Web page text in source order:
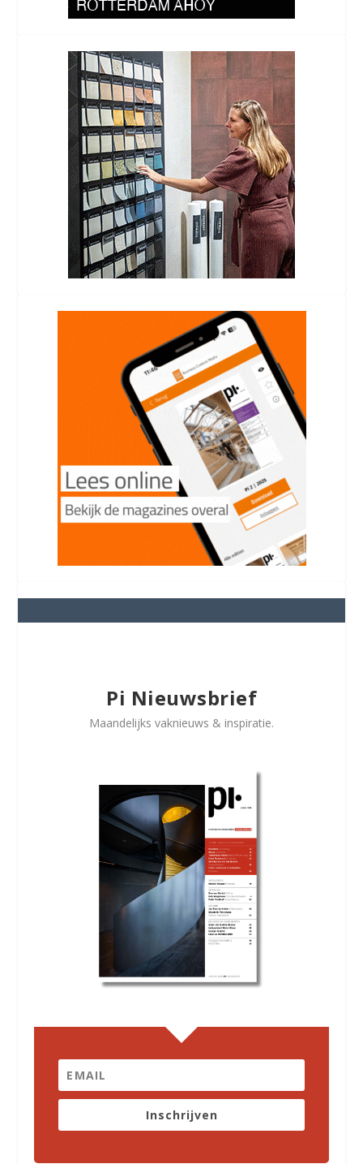
Pi Nieuwsbrief
Maandelijks vaknieuws & inspiratie.
Inschrijven